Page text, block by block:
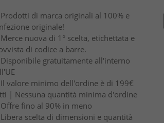
Prodotti di marca originali al 100% e
originale!
Merce nuova di 1° scelta, etichettata e
di codice a barre.
Disponibile gratuitamente all'interno
Il valore minimo dell'ordine è di 199€
| Nessuna quantità minima d'ordine
Offre fino al 90% in meno
Libera scelta di dimensioni e quantità